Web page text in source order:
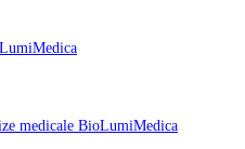
medicale BioLumiMedica